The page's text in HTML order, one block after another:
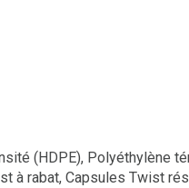
(HDPE), Polyéthylène
à rabat, Capsules Twist